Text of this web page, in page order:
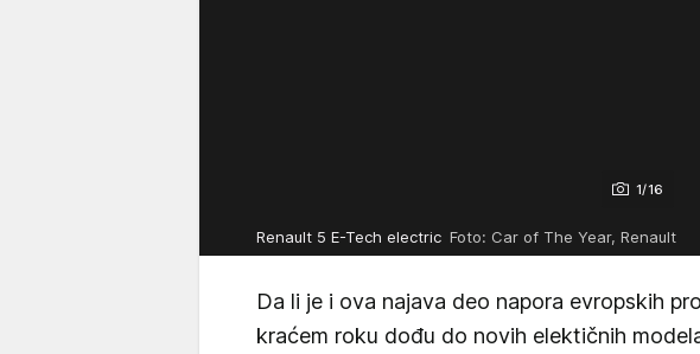
1/16
Renault 5 E-Tech electric Foto: Car of The Year, Renault
Da li je i ova najava deo napora evropskih
kraćem roku dođu do novih elektičnih